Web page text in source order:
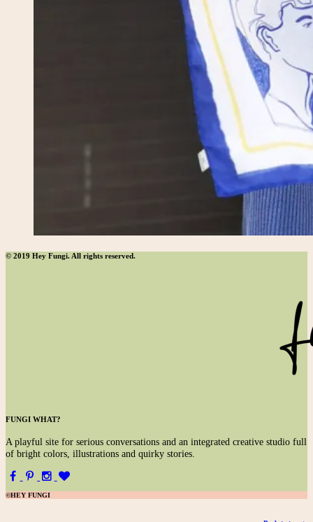
© 2019 Hey Fungi. All rights reserved.
FUNGI WHAT?
Aplayful site for serious conversations and an integrated creative studio full
of bright colors, illustrations and quirky stories.
©HEY FUNGI